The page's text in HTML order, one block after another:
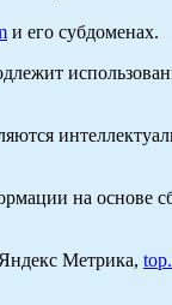
и его субдоменах.
на основе
Метрика,